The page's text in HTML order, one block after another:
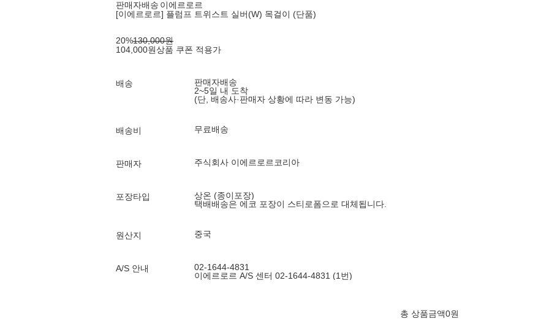
판매자배송 이에르로르
[이에르로르] 플럼프 트위스트 실버(W) 목걸이 (단품)
20%130,000원
104,000원상품 쿠폰 적용가
배송
판매자배송
2~5일 내 도착
(단, 배송사·판매자 상황에 따라 변동 가능)
배송비 무료배송
판매자 주식회사 이에르로르코리아
포장타입
상온 (종이포장)
택배배송은 에코 포장이 스티로폼으로 대체됩니다.
원산지 중국
A/S 안내
02-1644-4831
이에르로르 A/S 센터 02-1644-4831 (1번)
총 상품금액0원